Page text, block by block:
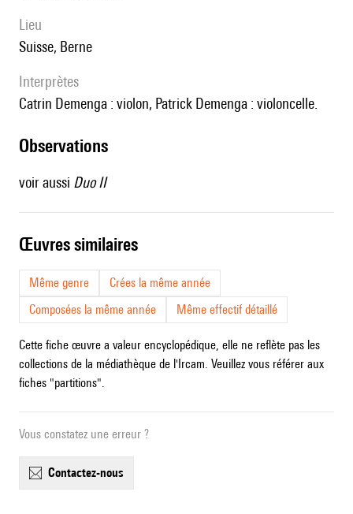
lieu
Suisse, Berne
interprètes
Catrin Demenga : violon, Patrick Demenga : violoncelle.
observations
voir aussi Duo II
œuvres similaires
Même genre
Crées la même année
Composées la même année
Même effectif détaillé
Cette fiche œuvre a valeur encyclopédique, elle ne reflète pas les
collections de la médiathèque de l'Ircam. Veuillez vous référer aux
fiches "partitions".
Vous constatez une erreur ?
contactez-nous